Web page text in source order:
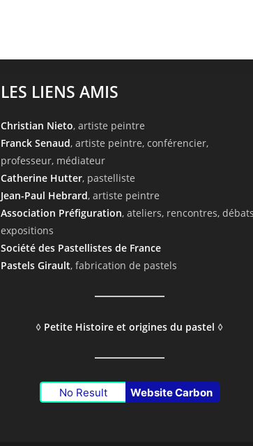
LES LIENS AMIS
Christian Nieto, artiste peintre
Franck Senaud, artiste peintre, conférencier,
professeur, médiateur
Catherine Hutter, pastelliste
Jean-Paul Hebrard, artiste peintre
Association Préfiguration, ateliers, rencontres,
expositions
Société des Pastellistes de France
Pastels Girault, fabrication de pastels
◊ Petite Histoire et origines du pastel ◊
No Result Website Carbon